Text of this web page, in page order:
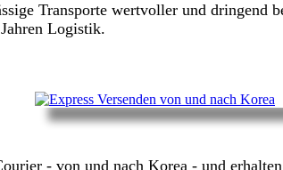
Transporte wertvoller und dringend
Logistik.
- von und nach Korea - und